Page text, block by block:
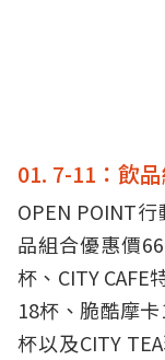
01. 7-11：飲
OPEN POINT
品組合優惠價
杯、CITY
18杯、脆酷摩
杯以及CITY